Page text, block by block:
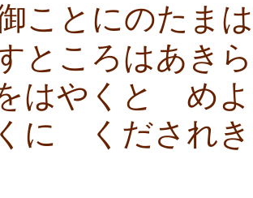
ことにのたま
ところはあき
はやくとゞめ
にゝくだされき